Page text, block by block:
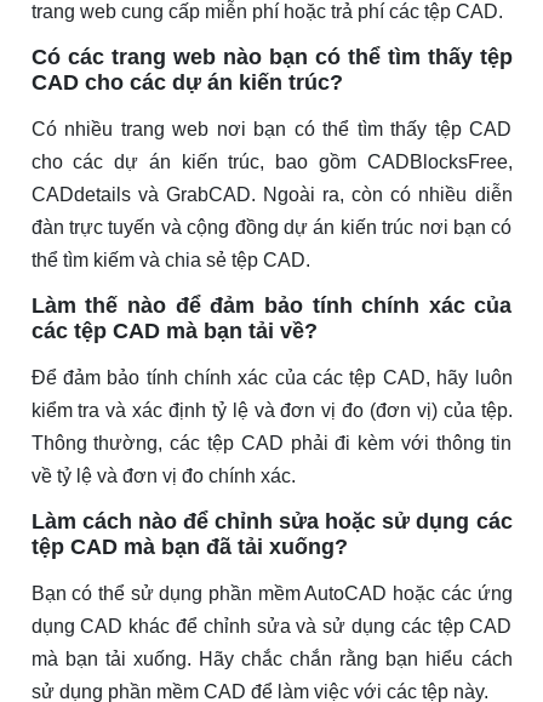
trang web cung cấp miễn phí hoặc trả phí các tệp CAD.
Có các trang web nào bạn có thể tìm thấy tệp
CAD cho các dự án kiến ​​trúc?
Có nhiều trang web nơi bạn có thể tìm thấy tệp CAD
cho các dự án kiến ​​trúc, bao gồm CADBlocksFree,
CADdetails và GrabCAD. Ngoài ra, còn có nhiều diễn
đàn trực tuyến và cộng đồng dự án kiến ​​trúc nơi bạn có
thể tìm kiếm và chia sẻ tệp CAD.
Làm thế nào để đảm bảo tính chính xác của
các tệp CAD mà bạn tải về?
Để đảm bảo tính chính xác của các tệp CAD, hãy luôn
kiểm tra và xác định tỷ lệ và đơn vị đo (đơn vị) của tệp.
Thông thường, các tệp CAD phải đi kèm với thông tin
về tỷ lệ và đơn vị đo chính xác.
Làm cách nào để chỉnh sửa hoặc sử dụng các
tệp CAD mà bạn đã tải xuống?
Bạn có thể sử dụng phần mềm AutoCAD hoặc các ứng
dụng CAD khác để chỉnh sửa và sử dụng các tệp CAD
mà bạn tải xuống. Hãy chắc chắn rằng bạn hiểu cách
sử dụng phần mềm CAD để làm việc với các tệp này.